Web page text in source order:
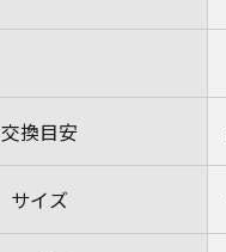
交換目安
サイズ